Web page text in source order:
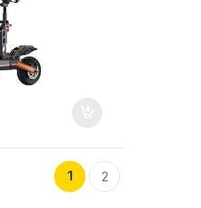
1 2